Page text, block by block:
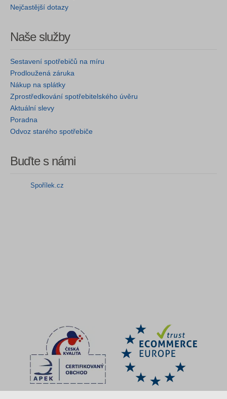
Nejčastější dotazy
Naše služby
Sestavení spotřebičů na míru
Prodloužená záruka
Nákup na splátky
Zprostředkování spotřebitelského úvěru
Aktuální slevy
Poradna
Odvoz starého spotřebiče
Buďte s námi
Spořílek.cz